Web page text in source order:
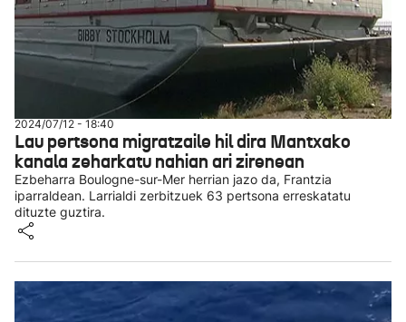
2024/07/12 - 18:40
Lau pertsona migratzaile hil dira Mantxako
kanala zeharkatu nahian ari zirenean
Ezbeharra Boulogne-sur-Mer herrian jazo da, Frantzia
iparraldean. Larrialdi zerbitzuek 63 pertsona erreskatatu
dituzte guztira.